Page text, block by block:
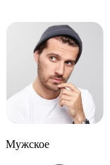
Мужское